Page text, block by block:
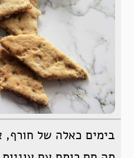
בימים כאלה של חורף,